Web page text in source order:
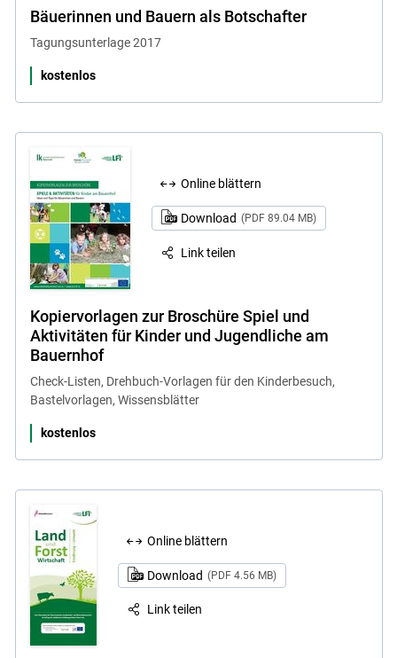
Bäuerinnen und Bauern als Botschafter
Tagungsunterlage 2017
kostenlos
Online blättern
Download (PDF 89.04 MB)
Link teilen
Kopiervorlagen zur Broschüre Spiel und
Aktivitäten für Kinder und Jugendliche am
Bauernhof
Check-Listen, Drehbuch-Vorlagen für den Kinderbesuch,
Bastelvorlagen, Wissensblätter
kostenlos
Online blättern
Download (PDF 4.56 MB)
Link teilen